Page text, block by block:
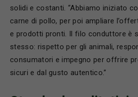
solidi e costanti. “Abbiamo iniziato
carne di pollo, per poi ampliare
e prodotti pronti. Il filo conduttore è
stesso: rispetto per gli animali,
consumatori e impegno per offrire
sicuri e dal gusto autentico.”